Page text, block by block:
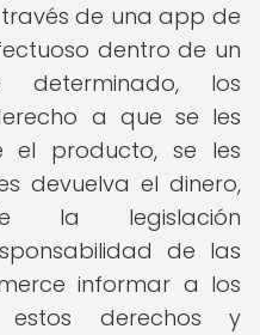
de una app de
dentro de un
los
a que se les
el producto, se les
devuelva el dinero,
la legislación
de las
informar a los
estos derechos y